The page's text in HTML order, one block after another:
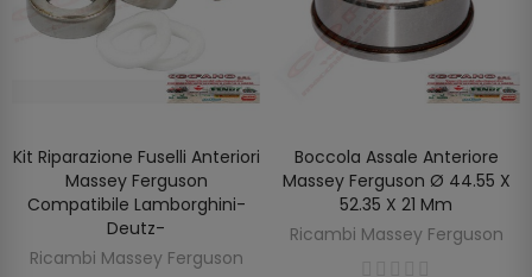
AGGIUNGI AL CARRELLO
Kit Riparazione Fuselli Anteriori
Massey Ferguson
Compatibile Lamborghini-
Deutz-
Ricambi Massey Ferguson
AGGIUNGI AL CARRELLO
Boccola Assale Anteriore
Massey Ferguson Ø 44.55 X
52.35 X 21 Mm
Ricambi Massey Ferguson